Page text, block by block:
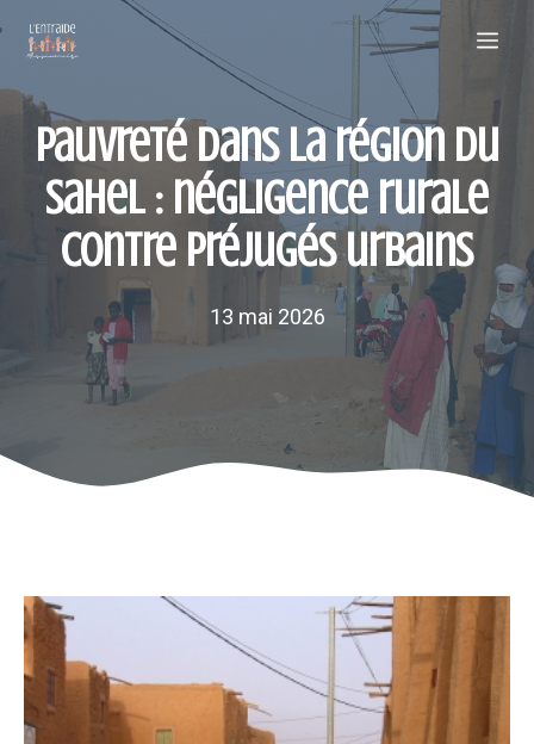
Pauvreté dans la région du
Sahel : négligence rurale
contre préjugés urbains
13 mai 2026